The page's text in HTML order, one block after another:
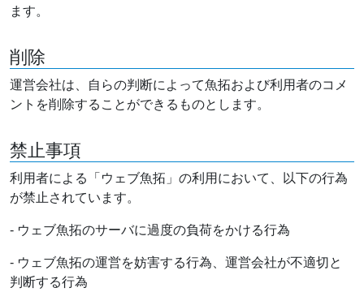
ます。
削除
運営会社は、自らの判断によって魚拓および利用者のコメ
ントを削除することができるものとします。
禁止事項
利用者による「ウェブ魚拓」の利用において、以下の行為
が禁止されています。
- ウェブ魚拓のサーバに過度の負荷をかける行為
- ウェブ魚拓の運営を妨害する行為、運営会社が不適切と
判断する行為